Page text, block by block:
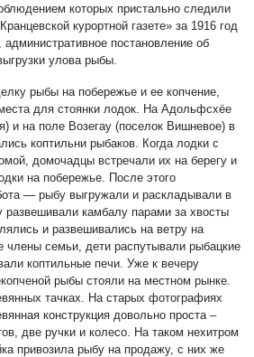
которых пристально следили
курортной газете» за 1916 год
постановление об
улова рыбы.
рыбы на побережье и ее копчение,
для стоянки лодок. На Адольфсхёе
и на поле Возегау (поселок Вишневое) в
коптильни рыбаков. Когда лодки с
домочадцы встречали их на берегу и
на побережье. После этого
— рыбу выгружали и раскладывали в
камбалу парами за хвосты
и развешивались на ветру на
члены семьи, дети распутывали рыбацкие
коптильные печи. Уже к вечеру
рыбы стояли на местном рынке.
тачках. На старых фотографиях
конструкция довольно проста –
две ручки и колесо. На таком нехитром
привозила рыбу на продажу, с них же